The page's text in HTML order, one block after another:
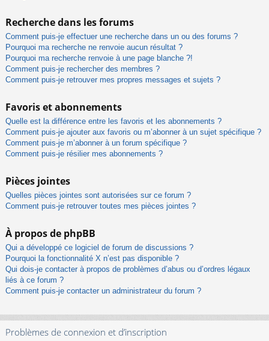
Recherche dans les forums
Comment puis-je effectuer une recherche dans un ou des forums ?
Pourquoi ma recherche ne renvoie aucun résultat ?
Pourquoi ma recherche renvoie à une page blanche ?!
Comment puis-je rechercher des membres ?
Comment puis-je retrouver mes propres messages et sujets ?
Favoris et abonnements
Quelle est la différence entre les favoris et les abonnements ?
Comment puis-je ajouter aux favoris ou m’abonner à un sujet spécifique ?
Comment puis-je m’abonner à un forum spécifique ?
Comment puis-je résilier mes abonnements ?
Pièces jointes
Quelles pièces jointes sont autorisées sur ce forum ?
Comment puis-je retrouver toutes mes pièces jointes ?
À propos de phpBB
Qui a développé ce logiciel de forum de discussions ?
Pourquoi la fonctionnalité X n’est pas disponible ?
Qui dois-je contacter à propos de problèmes d’abus ou d’ordres légaux
liés à ce forum ?
Comment puis-je contacter un administrateur du forum ?
Problèmes de connexion et d’inscription